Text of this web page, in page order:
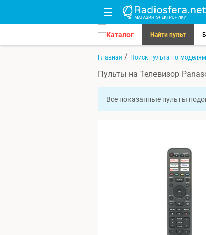
Каталог Найти пульт
Главная / Поиск пульта по
Пульты на Телевизор
Все показанные пульты